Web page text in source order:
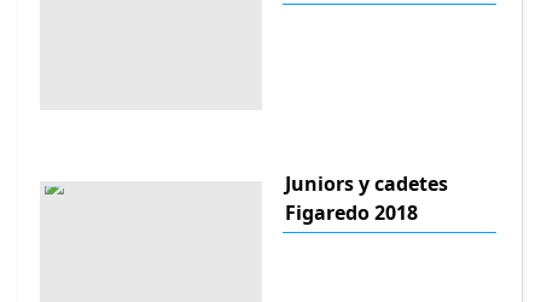
Juniors y cadetes
Figaredo 2018